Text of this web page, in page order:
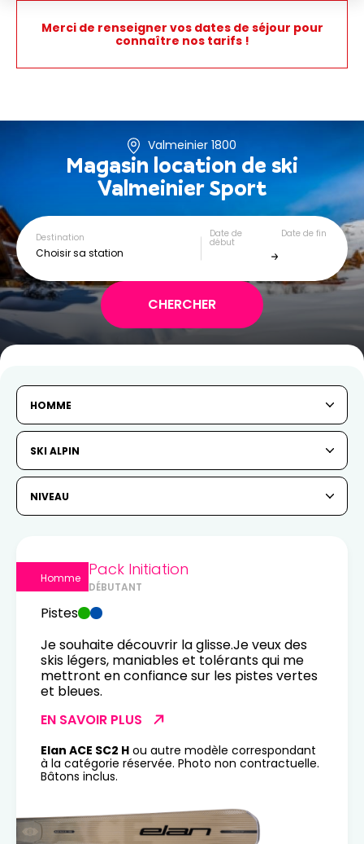
Merci de renseigner vos dates de séjour pour
connaître nos tarifs !
Valmeinier 1800
Magasin location de ski
Valmeinier Sport
Destination
Choisir sa station
Date de
début
Date de fin
HOMME
SKI ALPIN
NIVEAU
Homme Pack Initiation
DÉBUTANT
Pistes
Je souhaite découvrir la glisse.Je veux des
skis légers, maniables et tolérants qui me
mettront en confiance sur les pistes vertes
et bleues.
EN SAVOIR PLUS
Elan ACE SC2 H ou autre modèle correspondant
à la catégorie réservée. Photo non contractuelle.
Bâtons inclus.